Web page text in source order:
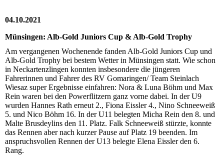
04.10.2021
Münsingen: Alb-Gold Juniors Cup & Alb-Gold Trophy
Am vergangenen Wochenende fanden Alb-Gold Juniors Cup und
Alb-Gold Trophy bei bestem Wetter in Münsingen statt. Wie schon
in Neckartenzlingen konnten insbesondere die jüngeren
Fahrerinnen und Fahrer des RV Gomaringen/ Team Steinlach
Wiesaz super Ergebnisse einfahren: Nora & Luna Böhm und Max
Rein waren bei den Powerflitzern ganz vorne dabei. In der U9
wurden Hannes Rath erneut 2., Fiona Eissler 4., Nino Schneeweiß
5. und Nico Böhm 16. In der U11 belegten Micha Rein den 8. und
Malte Brusdeylins den 11. Platz. Falk Schneeweiß stürzte, konnte
das Rennen aber nach kurzer Pause auf Platz 19 beenden. Im
anspruchsvollen Rennen der U13 belegte Elena Eissler den 6.
Rang.